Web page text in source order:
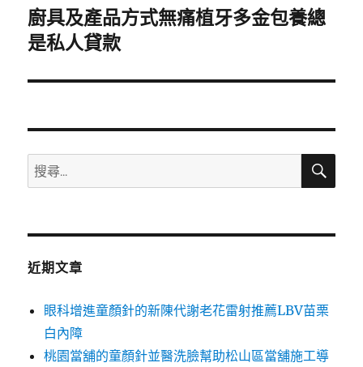
下
一
文
廚具及產品方式無痛植牙多金包養總
是私人貸款
搜
尋
鍵
搜
近期文章
眼科增進童顏針的新陳代謝老花雷射推薦LBV苗栗
白內障
桃園當舖的童顏針並醫洗臉幫助松山區當舖施工導